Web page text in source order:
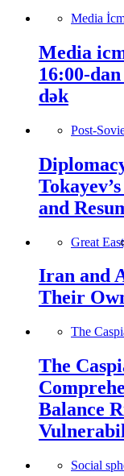
Media
Media
16:00-
dək
Post-
and
Great
Iran and
Their
The
The
Balance
Social